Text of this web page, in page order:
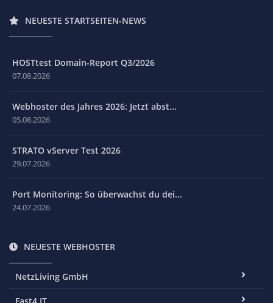
NEUESTE STARTSEITEN-NEWS
HOSTtest Domain-Report Q3/2026
07.08.2026
Webhoster des Jahres 2026: Jetzt abst...
05.08.2026
STRATO vServer Test 2026
29.07.2026
Port Monitoring: So überwachst du dei...
24.07.2026
NEUESTE WEBHOSTER
NetzLiving GmbH